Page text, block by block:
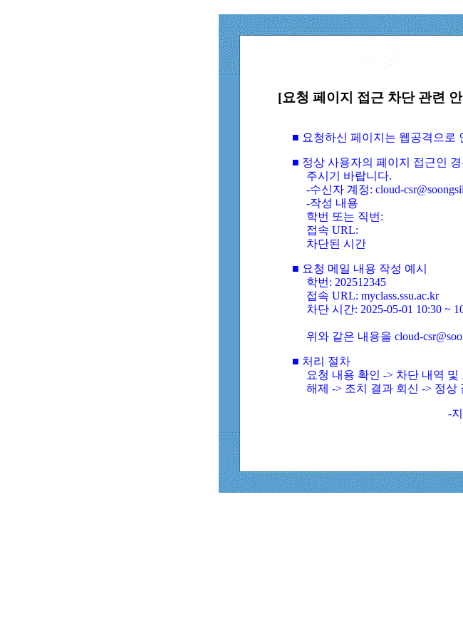
[요청 페이지 접근 차단 관련
■ 요청하신 페이지는 웹공격으로
■ 정상 사용자의 페이지 접근인
주시기 바랍니다.
-수신자 계정: cloud-
-작성 내용
학번 또는 직번:
접속 URL:
차단된 시간
■ 요청 메일 내용 작성 예시
학번: 202512345
접속 URL: myclass.ssu.ac.kr
차단 시간: 2025-05-01 10:30 ~
위와 같은 내용을 cloud-
■ 처리 절차
요청 내용 확인 -> 차단 내역
해제 -> 조치 결과 회신 -> 정상
-